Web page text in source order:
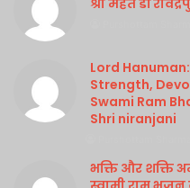
Lord
Strength,
Swami Ram
Shri niranjani
भक्ति और शक्ति